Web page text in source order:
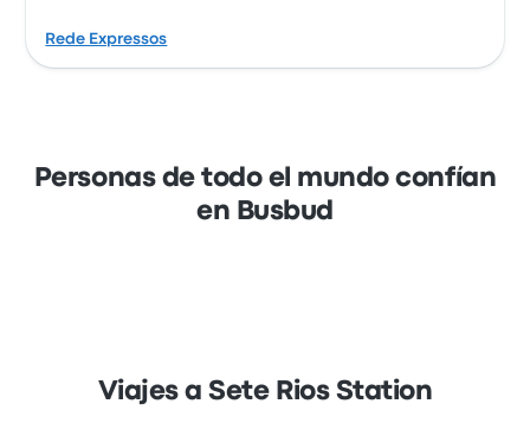
Rede Expressos
Personas de todo el mundo confían
en Busbud
Viajes a Sete Rios Station